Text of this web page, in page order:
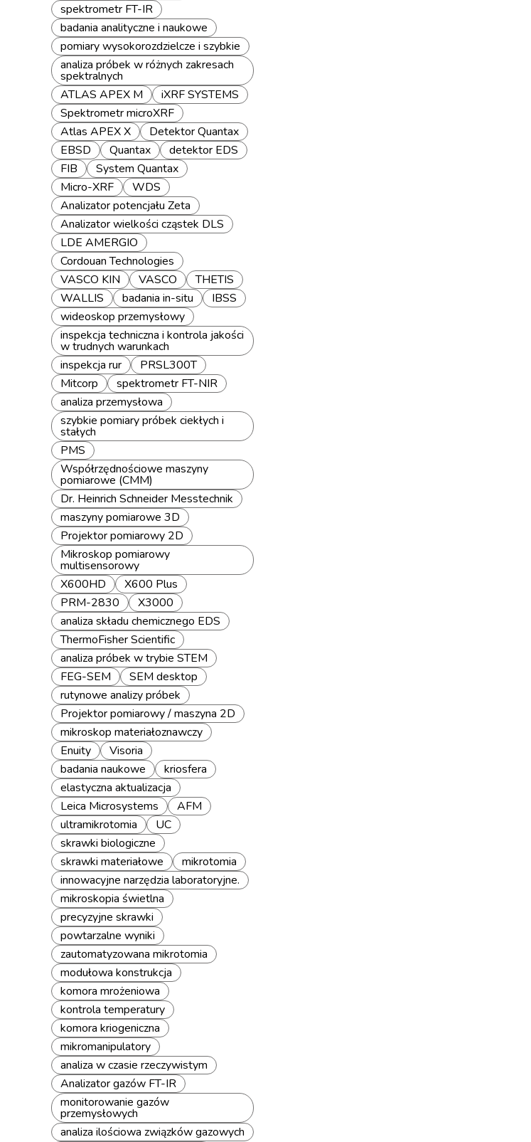
spektrometr FT-IR
badania analityczne i naukowe
pomiary wysokorozdzielcze i szybkie
analiza próbek w różnych zakresach
spektralnych
ATLAS APEX M
iXRF SYSTEMS
Spektrometr microXRF
Atlas APEX X
Detektor Quantax
EBSD
Quantax
detektor EDS
FIB
System Quantax
Micro-XRF
WDS
Analizator potencjału Zeta
Analizator wielkości cząstek DLS
LDE AMERGIO
Cordouan Technologies
VASCO KIN
VASCO
THETIS
WALLIS
badania in-situ
IBSS
wideoskop przemysłowy
inspekcja techniczna i kontrola jakości
w trudnych warunkach
inspekcja rur
PRSL300T
Mitcorp
spektrometr FT-NIR
analiza przemysłowa
szybkie pomiary próbek ciekłych i
stałych
PMS
Współrzędnościowe maszyny
pomiarowe (CMM)
Dr. Heinrich Schneider Messtechnik
maszyny pomiarowe 3D
Projektor pomiarowy 2D
Mikroskop pomiarowy
multisensorowy
X600HD
X600 Plus
PRM-2830
X3000
analiza składu chemicznego EDS
ThermoFisher Scientific
analiza próbek w trybie STEM
FEG-SEM
SEM desktop
rutynowe analizy próbek
Projektor pomiarowy / maszyna 2D
mikroskop materiałoznawczy
Enuity
Visoria
badania naukowe
kriosfera
elastyczna aktualizacja
Leica Microsystems
AFM
ultramikrotomia
UC
skrawki biologiczne
skrawki materiałowe
mikrotomia
innowacyjne narzędzia laboratoryjne.
mikroskopia świetlna
precyzyjne skrawki
powtarzalne wyniki
zautomatyzowana mikrotomia
modułowa konstrukcja
komora mrożeniowa
kontrola temperatury
komora kriogeniczna
mikromanipulatory
analiza w czasie rzeczywistym
Analizator gazów FT-IR
monitorowanie gazów
przemysłowych
analiza ilościowa związków gazowych